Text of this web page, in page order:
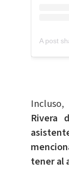
Rivera
tener al